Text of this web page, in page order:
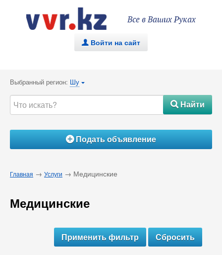
Все в Ваших Руках
. Войти на сайт
Выбранный регион: Шу {
#Найти
ÁПодать объявление
Главная → Услуги → Медицинские
Медицинские